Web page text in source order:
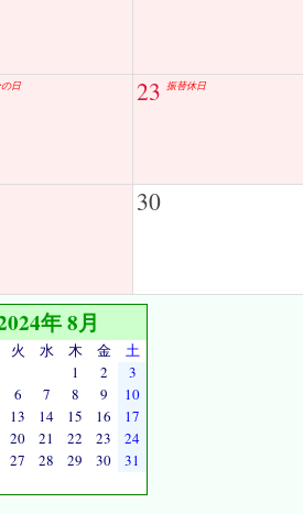
日 23 振替休日
30
年 8月
火 水 木 金
土
1
2
3
6 7 8 9
10
13 14 15 16
17
20 21 22 23
24
27 28 29 30 31